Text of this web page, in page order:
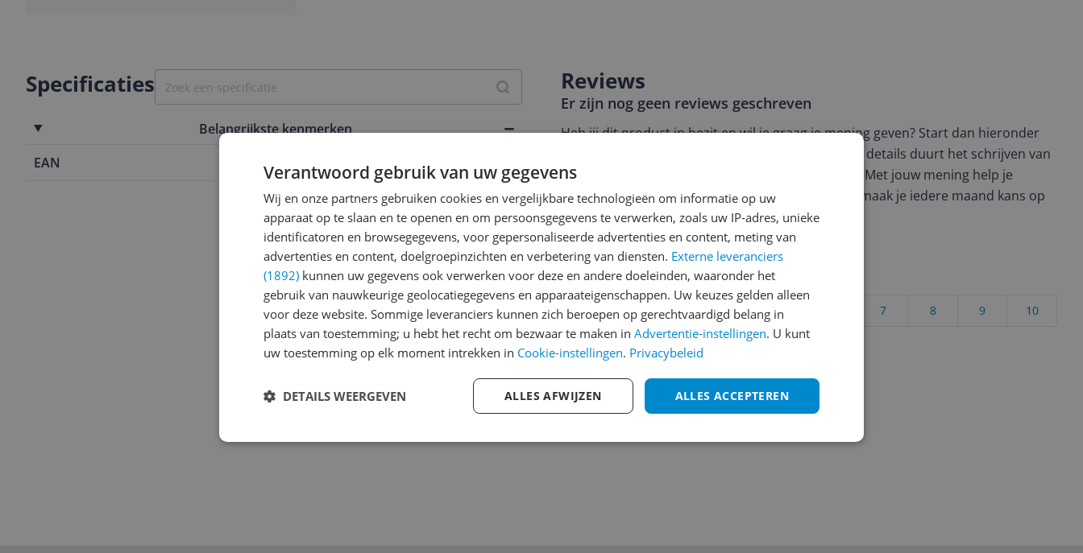
Specificaties
Belangrijkste kenmerken
EAN
8715299113233
Reviews
Er zijn nog geen reviews geschreven
Heb jij dit product in bezit en wil je graag je mening geven? Start dan hieronder
met het schrijven van je review. Afhankelijk van de details duurt het schrijven van
een review gemiddeld tussen de 3 en 10 minuten. Met jouw mening help je
andere bezoekers een betere keuze te maken én maak je iedere maand kans op
€250,-! Klik hier voor de actievoorwaarden.
Cijfer
Welk cijfer geef jij dit product?
10
9
8
7
5
4
3
2
1
Vraag 1 van 4
Verantwoord gebruik van uw gegevens
Wij en onze partners gebruiken cookies en vergelijkbare technologieën om informatie op uw
apparaat op te slaan en te openen en om persoonsgegevens te verwerken, zoals uw IP-adres, unieke
identificatoren en browsegegevens, voor gepersonaliseerde advertenties en content, meting van
advertenties en content, doelgroepinzichten en verbetering van diensten. Externe leveranciers
(1892) kunnen uw gegevens ook verwerken voor deze en andere doeleinden, waaronder het
gebruik van nauwkeurige geolocatiegegevens en apparaateigenschappen. Uw keuzes gelden alleen
voor deze website. Sommige leveranciers kunnen zich beroepen op gerechtvaardigd belang in
plaats van toestemming; u hebt het recht om bezwaar te maken in Advertentie-instellingen. U kunt
uw toestemming op elk moment intrekken in Cookie-instellingen. Privacybeleid
ALLES ACCEPTEREN
ALLES AFWIJZEN
DETAILS WEERGEVEN